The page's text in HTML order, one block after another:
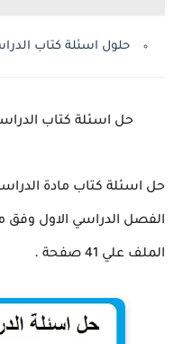
حلول اسئلة كتاب
حل اسئلة كتاب
حل اسئلة كتاب مادة
الفصل الدراسي الاول
الملف علي 41 صفحة .